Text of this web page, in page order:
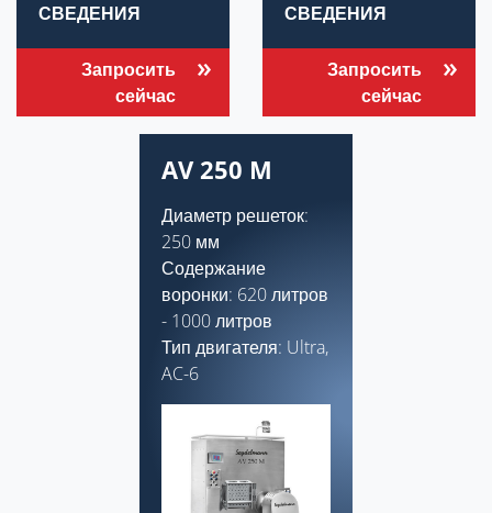
СВЕДЕНИЯ
Запросить
сейчас
СВЕДЕНИЯ
Запросить
сейчас
AV 250 M
Диаметр решеток:
250 мм
Содержание
воронки: 620 литров
- 1000 литров
Тип двигателя: Ultra,
AC-6